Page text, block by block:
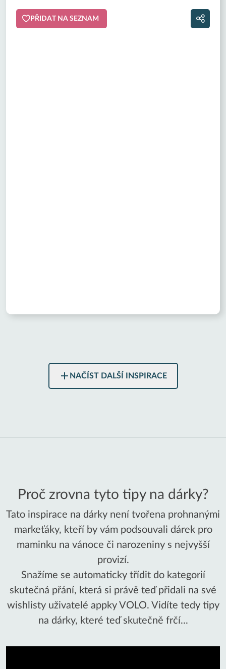
PŘIDAT NA SEZNAM
NAČÍST DALŠÍ INSPIRACE
Proč zrovna tyto tipy na dárky?
Tato inspirace na dárky není tvořena prohnanými
markeťáky, kteří by vám podsouvali dárek pro
maminku na vánoce či narozeniny s nejvyšší
provizí.
Snažíme se automaticky třídit do kategorií
skutečná přání, která si právě teď přidali na své
wishlisty uživatelé appky VOLO. Vidíte tedy tipy
na dárky, které teď skutečně frčí...